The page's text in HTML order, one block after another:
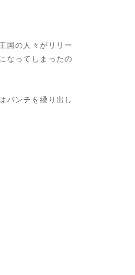
国の人々がリリー
なってしまったの
パンチを繰り出し